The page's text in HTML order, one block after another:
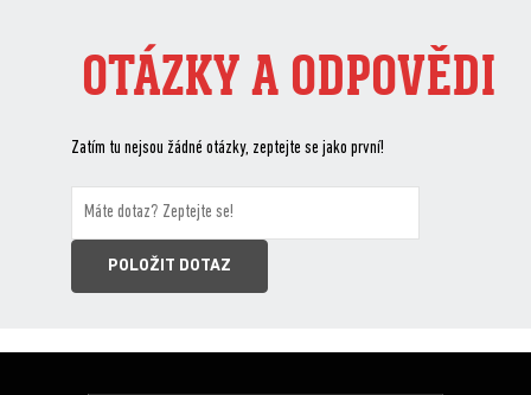
OTÁZKY A ODPOVĚDI
Zatím tu nejsou žádné otázky, zeptejte se jako první!